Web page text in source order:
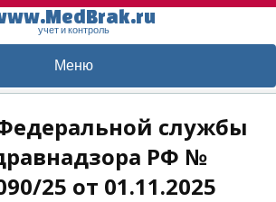
учет и контроль
Меню
службы
РФ №
25 от 01.11.2025